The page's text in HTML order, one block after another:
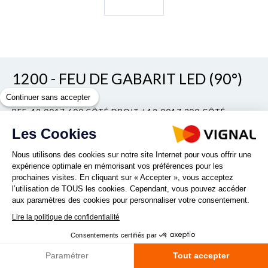
1200 - FEU DE GABARIT LED (90°)
REF. 12.0017.600 CÔTÉ DROIT / 12.0017.300 CÔTÉ
Vous recherchez un feu de gabarit LED 12/24Vdc? Vous
souhaitez installer sur votre véhicule un feu de gabarit LED à
plaquer à 90° ? Optez pour le feu de gabarit LED
12.0017.600 côté droit / 12.0017.300...
Lire la suite
Quantité :
Continuer sans accepter
Les Cookies
Nous utilisons des cookies sur notre site Internet pour vous offrir une
expérience optimale en mémorisant vos préférences pour les
prochaines visites. En cliquant sur « Accepter », vous acceptez
l’utilisation de TOUS les cookies. Cependant, vous pouvez accéder
aux paramètres des cookies pour personnaliser votre consentement.
Lire la politique de confidentialité
Consentements certifiés par
Paramétrer Tout accepter